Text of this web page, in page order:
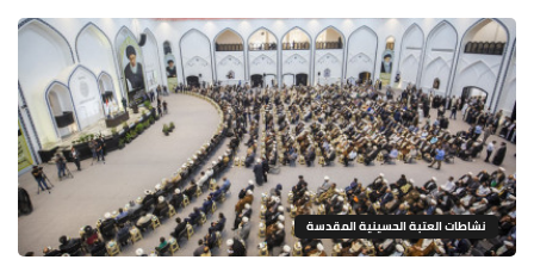
نشاطات العتبة الحسينية المقدسة